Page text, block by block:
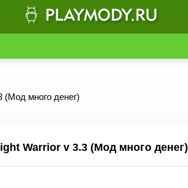
(Мод много денег)
Warrior v 3.3 (Мод много денег)